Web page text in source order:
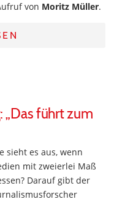
von Moritz Müller.
führt zum
sieht es aus, wenn
mit zweierlei Maß
Darauf gibt der